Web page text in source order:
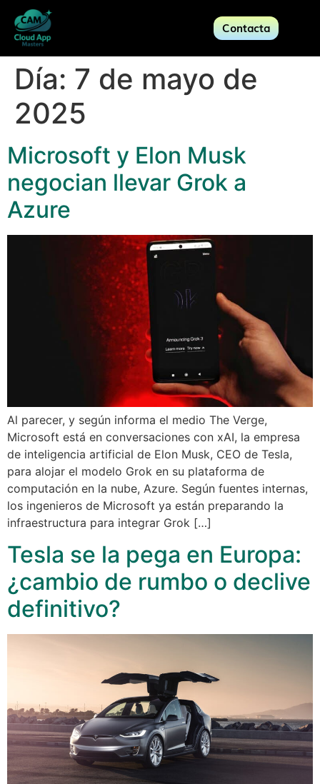
Contacta
Día: 7 de mayo de
2025
Microsoft y Elon Musk
negocian llevar Grok a
Azure
Al parecer, y según informa el medio The Verge,
Microsoft está en conversaciones con xAI, la empresa
de inteligencia artificial de Elon Musk, CEO de Tesla,
para alojar el modelo Grok en su plataforma de
computación en la nube, Azure. Según fuentes internas,
los ingenieros de Microsoft ya están preparando la
infraestructura para integrar Grok […]
Tesla se la pega en Europa:
¿cambio de rumbo o declive
definitivo?